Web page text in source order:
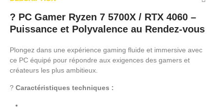
? PC Gamer Ryzen 7 5700X / RTX 4060 –
Puissance et Polyvalence au Rendez-vous
Plongez dans une expérience gaming fluide et immersive avec
ce PC équipé pour répondre aux exigences des gamers et
créateurs les plus ambitieux.
? Caractéristiques techniques :